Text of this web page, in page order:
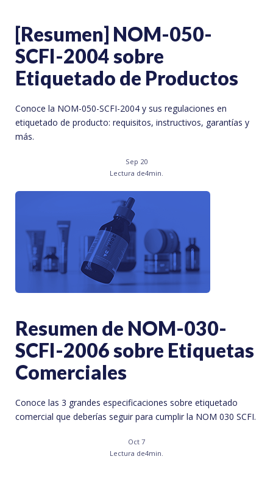
[Resumen] NOM-050-
SCFI-2004 sobre
Etiquetado de Productos
Conoce la NOM-050-SCFI-2004 y sus regulaciones en
etiquetado de producto: requisitos, instructivos, garantías y
más.
Sep 20
Lectura de4min.
Resumen de NOM-030-
SCFI-2006 sobre Etiquetas
Comerciales
Conoce las 3 grandes especificaciones sobre etiquetado
comercial que deberías seguir para cumplir la NOM 030 SCFI.
Oct 7
Lectura de4min.